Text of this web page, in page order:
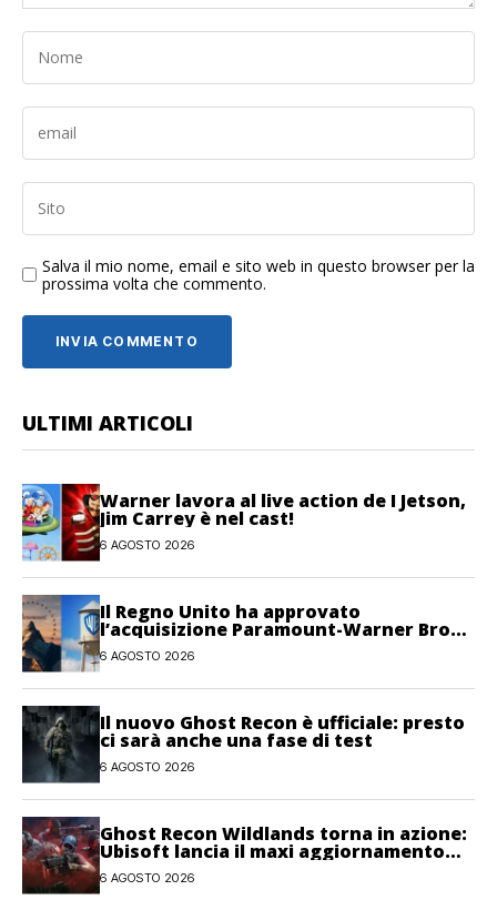
Salva il mio nome, email e sito web in questo browser per la
prossima volta che commento.
ULTIMI ARTICOLI
Warner lavora al live action de I Jetson,
Jim Carrey è nel cast!
6 AGOSTO 2026
Il Regno Unito ha approvato
l’acquisizione Paramount-Warner Bros
Discovery
6 AGOSTO 2026
Il nuovo Ghost Recon è ufficiale: presto
ci sarà anche una fase di test
6 AGOSTO 2026
Ghost Recon Wildlands torna in azione:
Ubisoft lancia il maxi aggiornamento
gratuito Last Rites
6 AGOSTO 2026